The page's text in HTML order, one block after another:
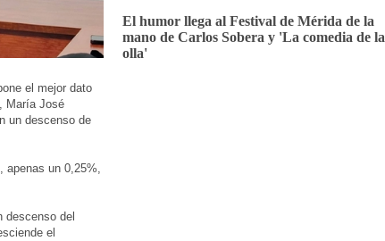
el mejor dato
María José
un descenso de
apenas un 0,25%,
descenso del
el
El humor llega al Festival de Mérida de la
mano de Carlos Sobera y 'La comedia de la
olla'